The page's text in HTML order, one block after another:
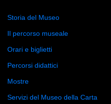
Storia del Museo
Il percorso museale
Orari e biglietti
Percorsi didattici
Mostre
Servizi del Museo della Carta